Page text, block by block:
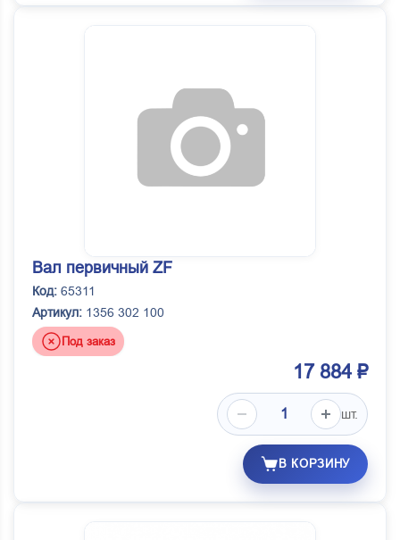
Вал первичный ZF
Код: 65311
Артикул: 1356 302 100
Под заказ
17 884 ₽
шт.
В КОРЗИНУ